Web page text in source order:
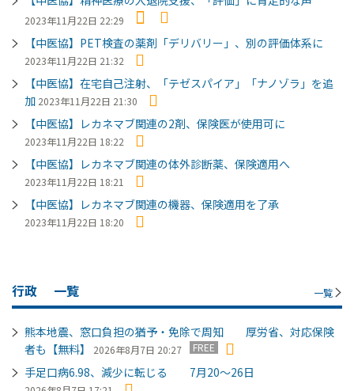
2023年11月22日 22:29
【中医協】PET検査の薬剤「デリバリー」、別の評価体系に
2023年11月22日 21:32
【中医協】在宅自己注射、「テゼスパイア」「ナノゾラ」を追
加 2023年11月22日 21:30
【中医協】レカネマブ関連の2剤、保険医が使用可に
2023年11月22日 18:22
【中医協】レカネマブ関連の体外診断薬、保険適用へ
2023年11月22日 18:21
【中医協】レカネマブ関連の機器、保険適用を了承
2023年11月22日 18:20
行政 一覧 一覧
熊本地震、窓口負担の猶予・免除で周知 厚労省、対応保険
者も【無料】
2026年8月7日 20:27 FREE
手足口病6.98、減少に転じる 7月20～26日